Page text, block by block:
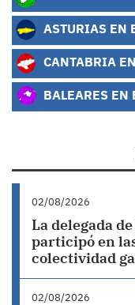
ASTURIAS EN
CANTABRIA
BALEARES EN
02/08/2026
La delegada
participó en
colectividad
02/08/2026